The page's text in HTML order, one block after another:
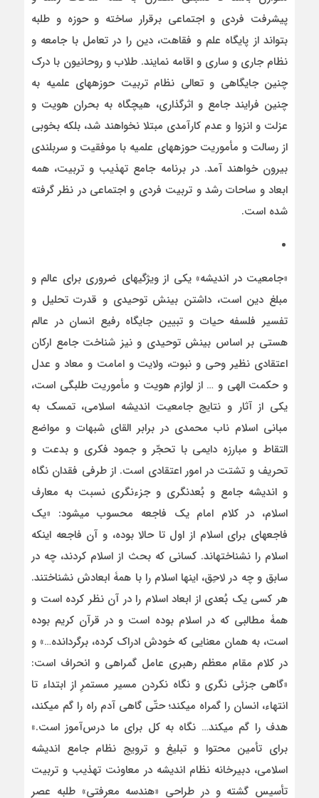
پیشرفت فردی و اجتماعی برقرار ساخته و حوزه و طلبه
بتواند از پایگاه علم و فقاهت، دین را در تعامل با جامعه و
نظام جاری و ساری و اقامه نمایند. طلاب و روحانیون با درک
چنین جایگاهی و تعالی نظام تربیت حوزه­های علمیه به
چنین فرایند جامع و اثرگذاری، هیچگاه به بحران هویت و
عزلت و انزوا و عدم کارآمدی مبتلا نخواهند شد، بلکه بخوبی
از رسالت و مأموریت حوزه­های علمیه با موفقیت و سربلندی
بیرون خواهند آمد. در برنامه جامع تهذیب و تربیت، همه
ابعاد و ساحات رشد و تربیت فردی و اجتماعی در نظر گرفته
شده است.
«جامعیت در اندیشه» یکی از ویژگی­های ضروری برای عالم و
مبلغ دین است، داشتن بینش توحیدی و قدرت تحلیل و
تفسیر فلسفه حیات و تبیین جایگاه رفیع انسان در عالم
هستی بر اساس بینش توحیدی و نیز شناخت جامع ارکان
اعتقادی نظیر وحی و نبوت، ولایت و امامت و معاد و عدل
و حکمت الهی و … از لوازم هویت و مأموریت طلبگی است،
یکی از آثار و نتایج جامعیت اندیشه اسلامی، تمسک به
مبانی اسلام ناب محمدی در برابر القای شبهات و مواضع
التقاط و مبارزه دایمی با تحجّر و جمود فکری و بدعت و
تحریف و تشتت در امور اعتقادی است. از طرفی فقدان نگاه
و اندیشه جامع و بُعدنگری و جزءنگری نسبت به معارف
اسلام، در کلام امام یک فاجعه محسوب می­شود: «یک
فاجعه‏ای برای اسلام از اول تا حالا بوده، و آن فاجعه اینکه
اسلام را نشناخته‏اند. کسانی که بحث از اسلام کردند، چه در
سابق و چه در لاحِق، اینها اسلام را با همۀ ابعادش نشناختند.
هر کسی یک بُعدی از ابعاد اسلام را در آن نظر کرده است و
همۀ مطالبی که در اسلام بوده است و در قرآن کریم بوده
است، به همان معنایی که خودش ادراک کرده، برگردانده…» و
در کلام مقام معظم رهبری عامل گمراهی و انحراف است:
«گاهی جزئی نگری و نگاه نکردن مسیر مستمرِ از ابتداء تا
انتهاء، انسان را گمراه میکند؛ حتّی گاهی آدم راه را گم میکند،
هدف را گم میکند… نگاه به کل برای ما درس‌آموز است.»
برای تأمین محتوا و تبلیغ و ترویج نظام جامع اندیشه
اسلامی، دبیرخانه نظام اندیشه در معاونت تهذیب و تربیت
تأسیس گشته و در طراحی «هندسه معرفتی» طلبه عصر